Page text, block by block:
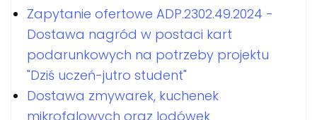
Zapytanie ofertowe ADP.2302.49.2024 -
Dostawa nagród w postaci kart
podarunkowych na potrzeby projektu
"Dziś uczeń-jutro student"
Dostawa zmywarek, kuchenek
mikrofalowych oraz lodówek